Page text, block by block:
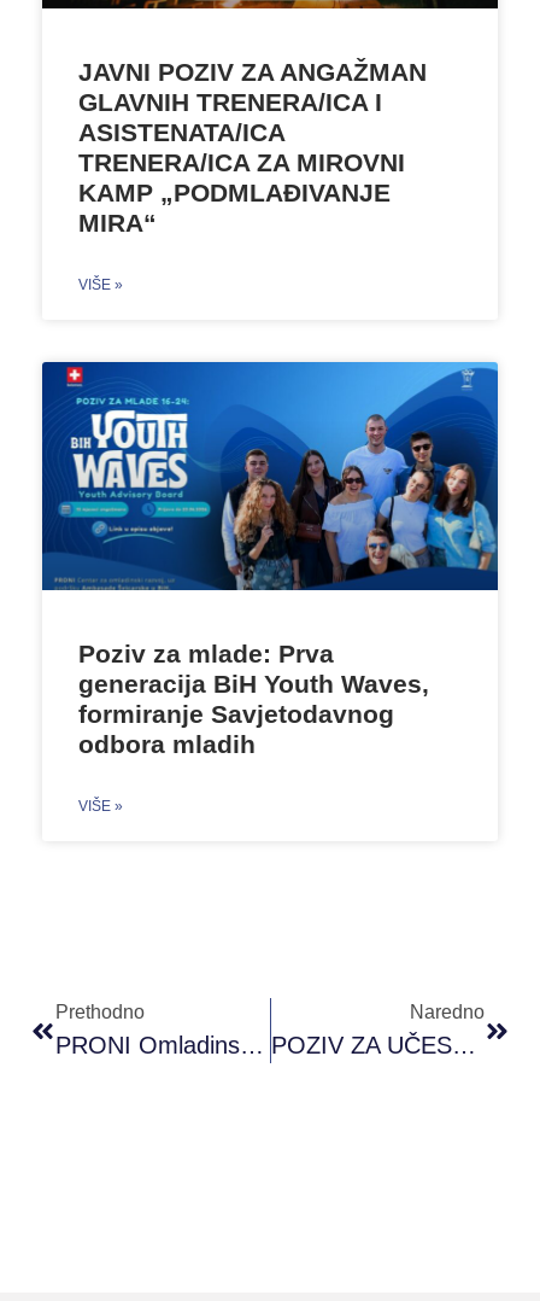
JAVNI POZIV ZA ANGAŽMAN
GLAVNIH TRENERA/ICA I
ASISTENATA/ICA
TRENERA/ICA ZA MIROVNI
KAMP „PODMLAĐIVANJE
MIRA“
VIŠE »
Poziv za mlade: Prva
generacija BiH Youth Waves,
formiranje Savjetodavnog
odbora mladih
VIŠE »
Prethodno
PRONI Omladinski Klub Mostar Nastavio Sa 3. Radionicom 4. Modula PAOR Radionica
Naredno
POZIV ZA UČESNIKE/CE: Radionice U PRONI Omladinskom Klubu Banja Luka